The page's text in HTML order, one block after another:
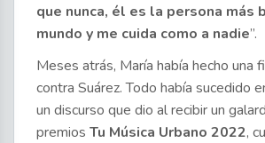
que nunca, él es la persona más
mundo y me cuida como a nadie”.
Meses atrás, María había hecho una
contra Suárez. Todo había sucedido
un discurso que dio al recibir un
premios Tu Música Urbano 2022,